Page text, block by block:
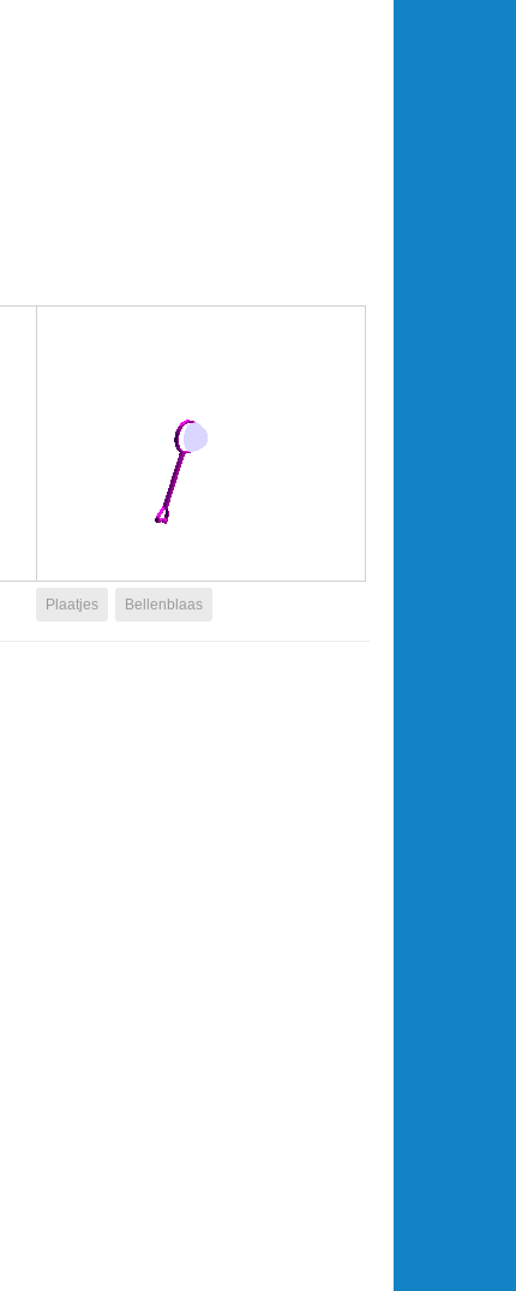
Plaatjes Bellenblaas